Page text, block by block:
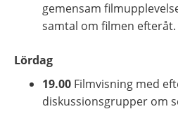
gemensam
samtal om filmen efteråt.
Lördag
19.00 Filmvisning med
diskussionsgrupper om